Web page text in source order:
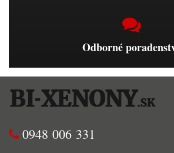
Odborné
0948 006 331